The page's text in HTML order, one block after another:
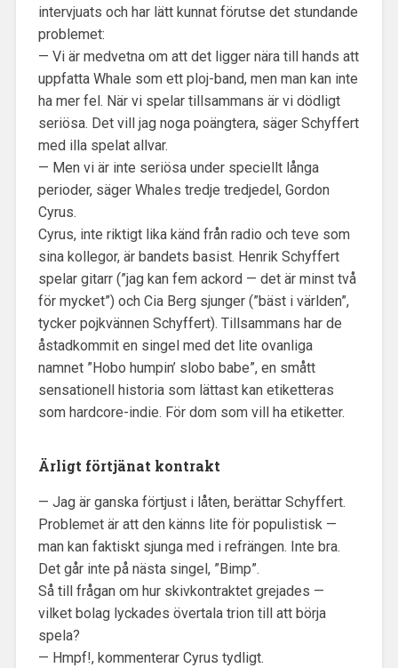
intervjuats och har lätt kunnat förutse det stundande
problemet:
— Vi är medvetna om att det ligger nära till hands att
uppfatta Whale som ett ploj-band, men man kan inte
ha mer fel. När vi spelar tillsammans är vi dödligt
seriösa. Det vill jag noga poängtera, säger Schyffert
med illa spelat allvar.
— Men vi är inte seriösa under speciellt långa
perioder, säger Whales tredje tredjedel, Gordon
Cyrus.
Cyrus, inte riktigt lika känd från radio och teve som
sina kollegor, är bandets basist. Henrik Schyffert
spelar gitarr (”jag kan fem ackord — det är minst två
för mycket”) och Cia Berg sjunger (”bäst i världen”,
tycker pojkvännen Schyffert). Tillsammans har de
åstadkommit en singel med det lite ovanliga
namnet ”Hobo humpin’ slobo babe”, en smått
sensationell historia som lättast kan etiketteras
som hardcore-indie. För dom som vill ha etiketter.
Ärligt förtjänat kontrakt
— Jag är ganska förtjust i låten, berättar Schyffert.
Problemet är att den känns lite för populistisk —
man kan faktiskt sjunga med i refrängen. Inte bra.
Det går inte på nästa singel, ”Bimp”.
Så till frågan om hur skivkontraktet grejades —
vilket bolag lyckades övertala trion till att börja
spela?
— Hmpf!, kommenterar Cyrus tydligt.